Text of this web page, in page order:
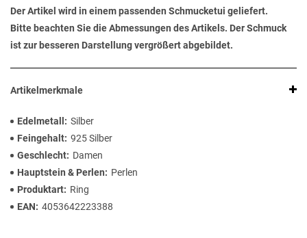
Der Artikel wird in einem passenden Schmucketui geliefert.
Bitte beachten Sie die Abmessungen des Artikels. Der Schmuck
ist zur besseren Darstellung vergrößert abgebildet.
Artikelmerkmale
Edelmetall
Silber
Feingehalt 925 Silber
Geschlecht
Damen
Hauptstein & Perlen
Perlen
Produktart
Ring
EAN
4053642223388